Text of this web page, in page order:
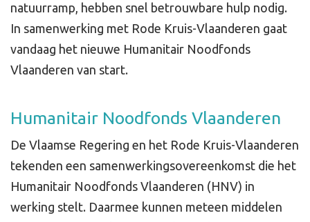
natuurramp, hebben snel betrouwbare hulp nodig.
In samenwerking met Rode Kruis-Vlaanderen gaat
vandaag het nieuwe Humanitair Noodfonds
Vlaanderen van start.
Humanitair Noodfonds Vlaanderen
De Vlaamse Regering en het Rode Kruis-Vlaanderen
tekenden een samenwerkingsovereenkomst die het
Humanitair Noodfonds Vlaanderen (HNV) in
werking stelt. Daarmee kunnen meteen middelen